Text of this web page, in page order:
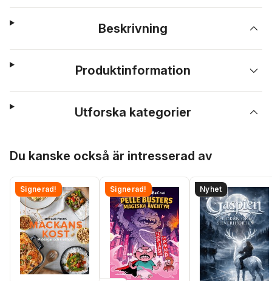
Beskrivning
Produktinformation
Utforska kategorier
Du kanske också är intresserad av
Signerad! Signerad! Nyhet